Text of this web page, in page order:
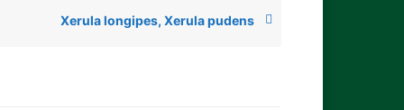
Xerula longipes, Xerula pudens